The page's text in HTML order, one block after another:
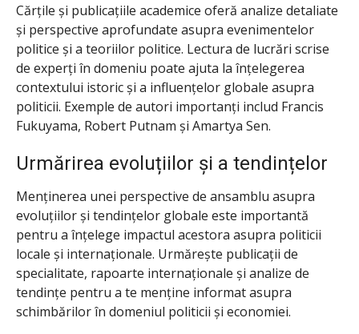
Cărțile și publicațiile academice oferă analize detaliate
și perspective aprofundate asupra evenimentelor
politice și a teoriilor politice. Lectura de lucrări scrise
de experți în domeniu poate ajuta la înțelegerea
contextului istoric și a influențelor globale asupra
politicii. Exemple de autori importanți includ Francis
Fukuyama, Robert Putnam și Amartya Sen.
Urmărirea evoluțiilor și a tendințelor
Menținerea unei perspective de ansamblu asupra
evoluțiilor și tendințelor globale este importantă
pentru a înțelege impactul acestora asupra politicii
locale și internaționale. Urmărește publicații de
specialitate, rapoarte internaționale și analize de
tendințe pentru a te menține informat asupra
schimbărilor în domeniul politicii și economiei.